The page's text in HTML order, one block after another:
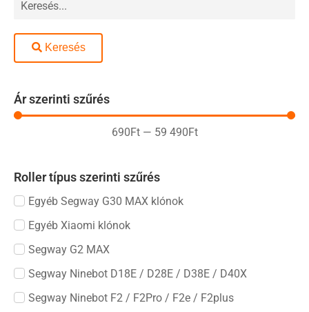
Keresés
Ár szerinti szűrés
690Ft— 59 490Ft
Roller típus szerinti szűrés
Egyéb Segway G30 MAX klónok
Egyéb Xiaomi klónok
Segway G2 MAX
Segway Ninebot D18E / D28E / D38E / D40X
Segway Ninebot F2 / F2Pro / F2e / F2plus